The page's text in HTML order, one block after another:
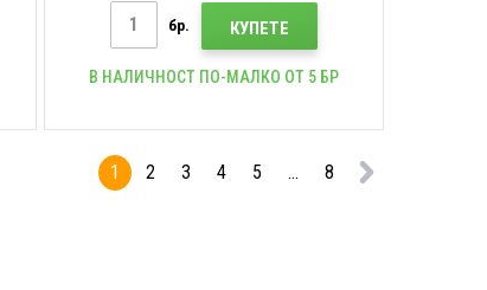
бр. КУПЕТЕ
В НАЛИЧНОСТ ПО-МАЛКО ОТ 5 БР
1 2 3 4 5 ... 8